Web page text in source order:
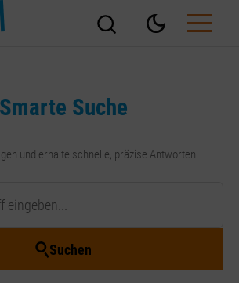
Smarte Suche
und erhalte schnelle, präzise Antworten
Suchen